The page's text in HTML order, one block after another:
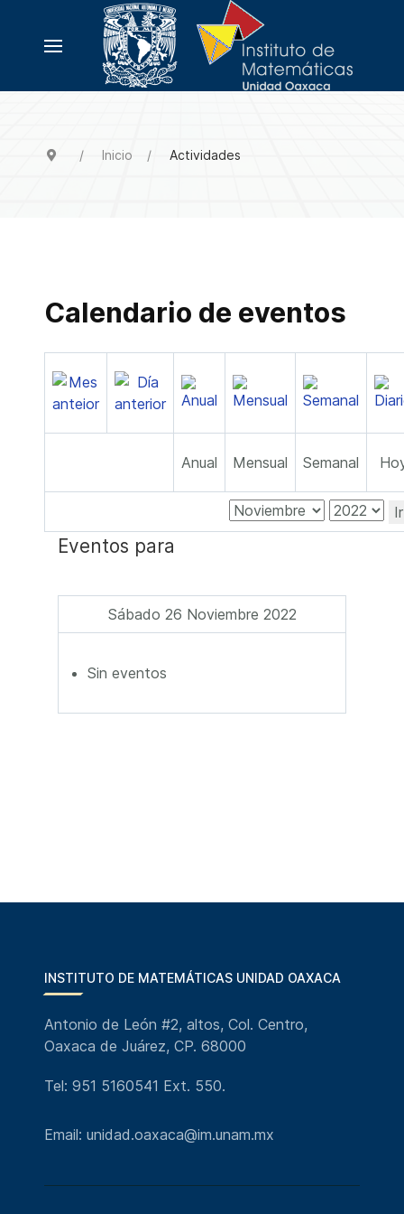
Inicio Actividades
Calendario de eventos
Anual Mensual Semanal
Eventos para
Sábado 26 Noviembre 2022
Sin eventos
INSTITUTO DE MATEMÁTICAS UNIDAD OAXACA
Antonio de León #2, altos, Col. Centro,
Oaxaca de Juárez, CP. 68000
Tel: 951 5160541 Ext. 550.
Email: unidad.oaxaca@im.unam.mx